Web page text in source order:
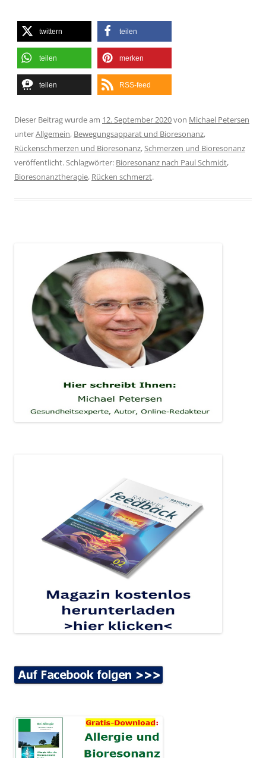
twittern teilen
teilen merken
teilen RSS-feed
Dieser Beitrag wurde am 12. September 2020von Michael Petersen
unterAllgemein, Bewegungsapparat und Bioresonanz,
Rückenschmerzen und Bioresonanz,Schmerzen und Bioresonanz
veröffentlicht. Schlagwörter: Bioresonanz nach Paul Schmidt,
Bioresonanztherapie, Rücken schmerzt.